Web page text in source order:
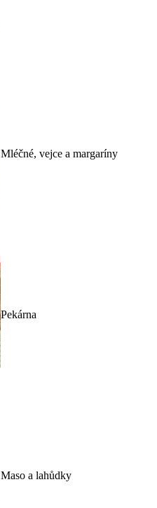
Mléčné, vejce a margaríny
Pekárna
Maso a lahůdky